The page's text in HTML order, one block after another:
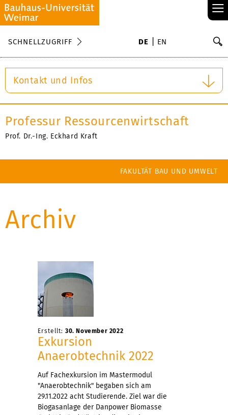
≡
SCHNELLZUGRIFF DE EN
Kontakt und Infos
Professur Ressourcenwirtschaft
Prof. Dr.-Ing. Eckhard Kraft
FAKULTÄT BAU UND UMWELT
Archiv
Erstellt: 30. November 2022
Exkursion
Anaerobtechnik 2022
Auf Fachexkursion im Mastermodul
"Anaerobtechnik" begaben sich am
29.11.2022 acht Studierende. Ziel war die
Biogasanlage der Danpower Biomasse